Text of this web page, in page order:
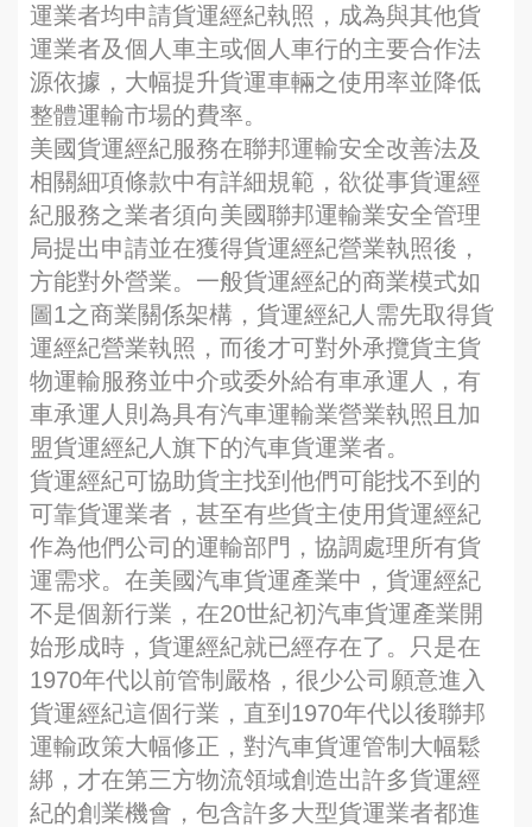
運業者均申請貨運經紀執照，成為與其他貨
運業者及個人車主或個人車行的主要合作法
源依據，大幅提升貨運車輛之使用率並降低
整體運輸市場的費率。
美國貨運經紀服務在聯邦運輸安全改善法及
相關細項條款中有詳細規範，欲從事貨運經
紀服務之業者須向美國聯邦運輸業安全管理
局提出申請並在獲得貨運經紀營業執照後，
方能對外營業。一般貨運經紀的商業模式如
圖1之商業關係架構，貨運經紀人需先取得貨
運經紀營業執照，而後才可對外承攬貨主貨
物運輸服務並中介或委外給有車承運人，有
車承運人則為具有汽車運輸業營業執照且加
盟貨運經紀人旗下的汽車貨運業者。
貨運經紀可協助貨主找到他們可能找不到的
可靠貨運業者，甚至有些貨主使用貨運經紀
作為他們公司的運輸部門，協調處理所有貨
運需求。在美國汽車貨運產業中，貨運經紀
不是個新行業，在20世紀初汽車貨運產業開
始形成時，貨運經紀就已經存在了。只是在
1970年代以前管制嚴格，很少公司願意進入
貨運經紀這個行業，直到1970年代以後聯邦
運輸政策大幅修正，對汽車貨運管制大幅鬆
綁，才在第三方物流領域創造出許多貨運經
紀的創業機會，包含許多大型貨運業者都進